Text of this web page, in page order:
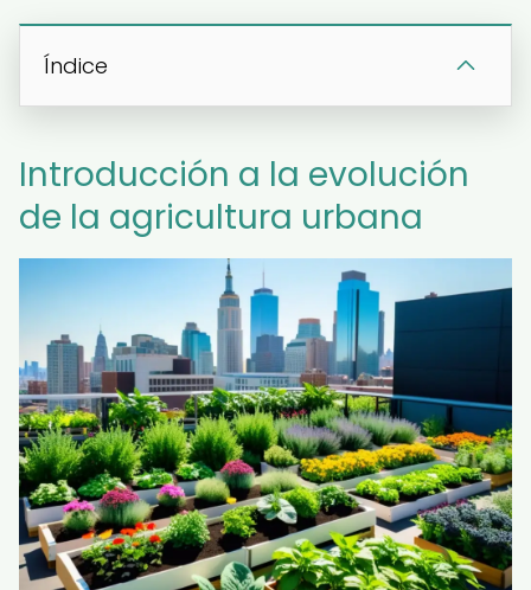
Índice
Introducción a la evolución
de la agricultura urbana